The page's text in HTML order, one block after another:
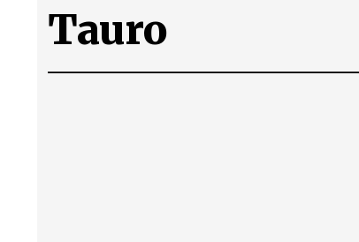
Tauro